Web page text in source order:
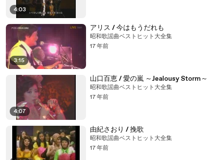
4:03
3:15
アリス / 今はもうだれも
昭和歌謡曲ベストヒット大全集
17 年前
4:07
山口百恵 / 愛の嵐 ～Jealousy Storm～
昭和歌謡曲ベストヒット大全集
17 年前
由紀さおり / 挽歌
昭和歌謡曲ベストヒット大全集
17 年前